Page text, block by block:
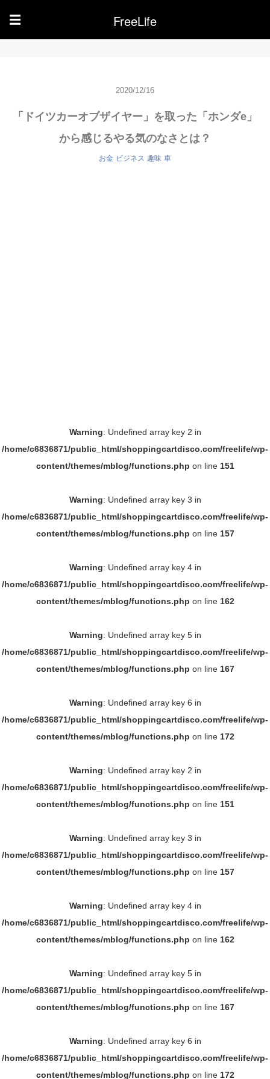
☰ FreeLife
2020/12/16
「ドイツカーオブザイヤー」を取った「ホンダe」
から感じるやる気のなさとは？
お金 ビジネス 趣味 車
Warning: Undefined array key 2 in
/home/c6836871/public_html/shoppingcartdisco.com/freelife/wp-
content/themes/mblog/functions.php on line 151
Warning: Undefined array key 3 in
/home/c6836871/public_html/shoppingcartdisco.com/freelife/wp-
content/themes/mblog/functions.php on line 157
Warning: Undefined array key 4 in
/home/c6836871/public_html/shoppingcartdisco.com/freelife/wp-
content/themes/mblog/functions.php on line 162
Warning: Undefined array key 5 in
/home/c6836871/public_html/shoppingcartdisco.com/freelife/wp-
content/themes/mblog/functions.php on line 167
Warning: Undefined array key 6 in
/home/c6836871/public_html/shoppingcartdisco.com/freelife/wp-
content/themes/mblog/functions.php on line 172
Warning: Undefined array key 2 in
/home/c6836871/public_html/shoppingcartdisco.com/freelife/wp-
content/themes/mblog/functions.php on line 151
Warning: Undefined array key 3 in
/home/c6836871/public_html/shoppingcartdisco.com/freelife/wp-
content/themes/mblog/functions.php on line 157
Warning: Undefined array key 4 in
/home/c6836871/public_html/shoppingcartdisco.com/freelife/wp-
content/themes/mblog/functions.php on line 162
Warning: Undefined array key 5 in
/home/c6836871/public_html/shoppingcartdisco.com/freelife/wp-
content/themes/mblog/functions.php on line 167
Warning: Undefined array key 6 in
/home/c6836871/public_html/shoppingcartdisco.com/freelife/wp-
content/themes/mblog/functions.php on line 172